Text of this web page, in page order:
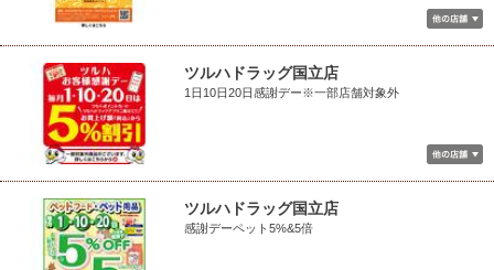
ツルハドラッグ国立店
1日10日20日感謝デー※一部店舗対象外
ツルハドラッグ国立店
感謝デーペット5%&5倍